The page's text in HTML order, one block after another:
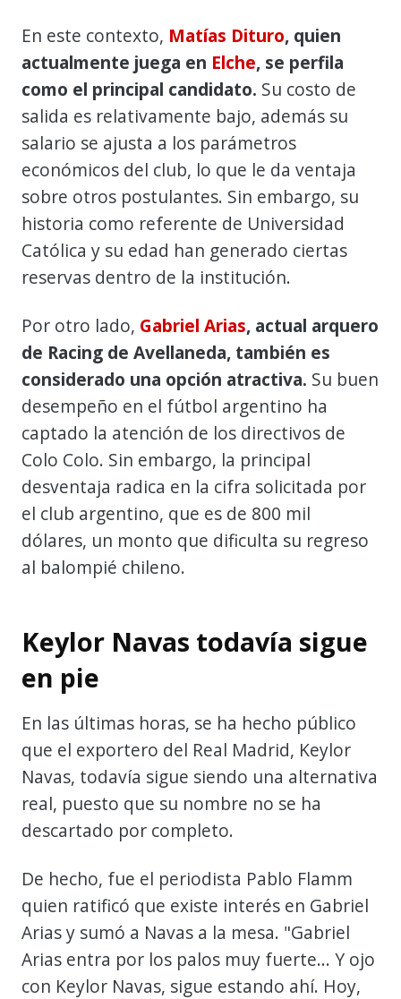
En este contexto, Matías Dituro, quien
actualmente juega en Elche, se perfila
como el principal candidato. Su costo de
salida es relativamente bajo, además su
salario se ajusta a los parámetros
económicos del club, lo que le da ventaja
sobre otros postulantes. Sin embargo, su
historia como referente de Universidad
Católica y su edad han generado ciertas
reservas dentro de la institución.
Por otro lado, Gabriel Arias, actual arquero
de Racing de Avellaneda, también es
considerado una opción atractiva. Su buen
desempeño en el fútbol argentino ha
captado la atención de los directivos de
Colo Colo. Sin embargo, la principal
desventaja radica en la cifra solicitada por
el club argentino, que es de 800 mil
dólares, un monto que dificulta su regreso
al balompié chileno.
Keylor Navas todavía sigue
en pie
En las últimas horas, se ha hecho público
que el exportero del Real Madrid, Keylor
Navas, todavía sigue siendo una alternativa
real, puesto que su nombre no se ha
descartado por completo.
De hecho, fue el periodista Pablo Flamm
quien ratificó que existe interés en Gabriel
Arias y sumó a Navas a la mesa. "Gabriel
Arias entra por los palos muy fuerte... Y ojo
con Keylor Navas, sigue estando ahí. Hoy,